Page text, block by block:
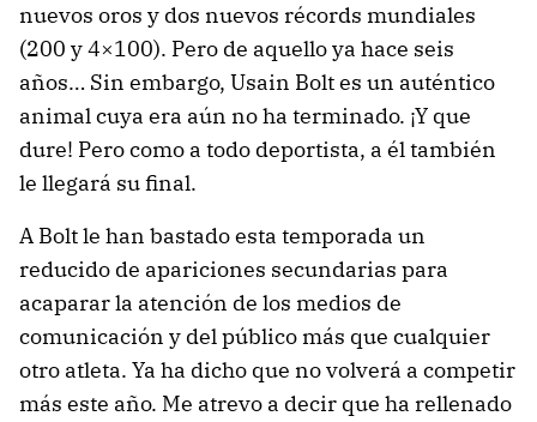
nuevos oros y dos nuevos récords mundiales
(200 y 4×100). Pero de aquello ya hace seis
años… Sin embargo, Usain Bolt es un auténtico
animal cuya era aún no ha terminado. ¡Y que
dure! Pero como a todo deportista, a él también
le llegará su final.
A Bolt le han bastado esta temporada un
reducido de apariciones secundarias para
acaparar la atención de los medios de
comunicación y del público más que cualquier
otro atleta. Ya ha dicho que no volverá a competir
más este año. Me atrevo a decir que ha rellenado